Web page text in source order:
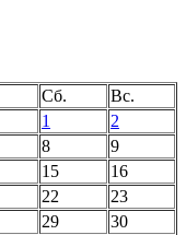
Сб.
Вс.
1
2
8
9
15
16
22
23
29
30